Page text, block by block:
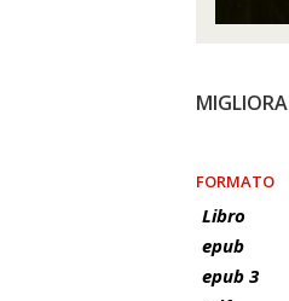
FORMATO
Libro
epub
epub 3